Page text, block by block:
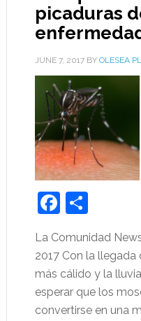
picaduras
JUNE 7, 2017BY OLESEA
Share
La Comunidad
2017 Con la
más cálido y la
esperar que los
convertirse en una